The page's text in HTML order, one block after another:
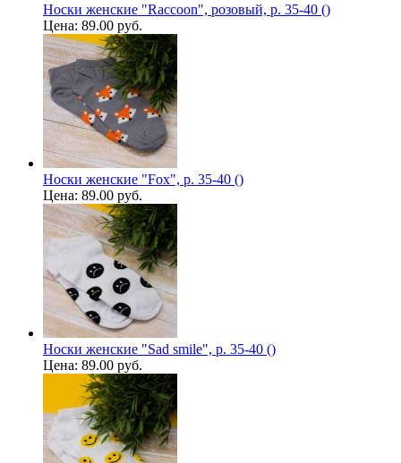
Носки женские "Raccoon", розовый, р. 35-40 ()
Цена: 89.00 руб.
Носки женские "Fox", р. 35-40 ()
Цена: 89.00 руб.
Носки женские "Sad smile", р. 35-40 ()
Цена: 89.00 руб.